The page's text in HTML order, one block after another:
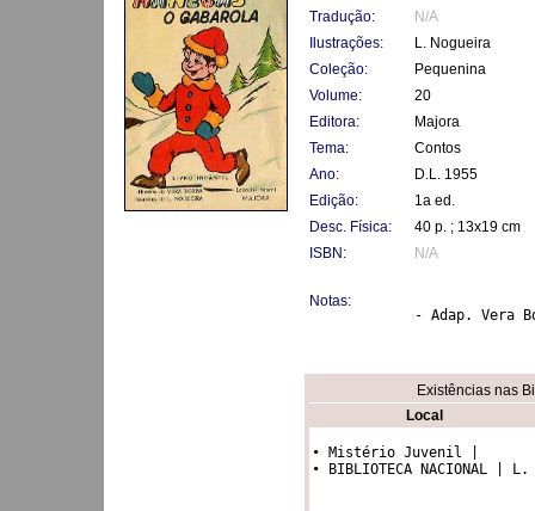
Tradução:
N/A
Ilustrações:
L. Nogueira
Coleção:
Pequenina
Volume:
20
Editora:
Majora
Tema:
Contos
Ano:
D.L. 1955
Edição:
1a ed.
Desc. Física:
40 p. ; 13x19 cm
ISBN:
N/A
Notas:
- Adap. Vera
Existências nas
Local
• Mistério Juvenil |
• BIBLIOTECA NACIONAL |